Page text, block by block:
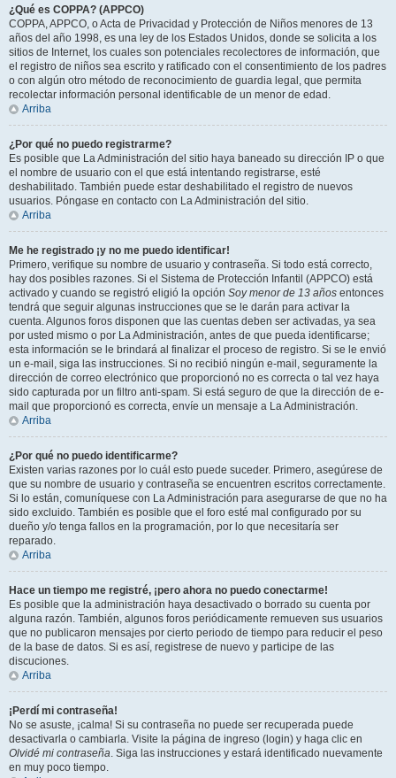
¿Qué es COPPA? (APPCO)
COPPA, APPCO, o Acta de Privacidad y Protección de Niños menores de 13
años del año 1998, es una ley de los Estados Unidos, donde se solicita a los
sitios de Internet, los cuales son potenciales recolectores de información, que
el registro de niños sea escrito y ratificado con el consentimiento de los padres
o con algún otro método de reconocimiento de guardia legal, que permita
recolectar información personal identificable de un menor de edad.
Arriba
¿Por qué no puedo registrarme?
Es posible que La Administración del sitio haya baneado su dirección IP o que
el nombre de usuario con el que está intentando registrarse, esté
deshabilitado. También puede estar deshabilitado el registro de nuevos
usuarios. Póngase en contacto con La Administración del sitio.
Arriba
Me he registrado ¡y no me puedo identificar!
Primero, verifique su nombre de usuario y contraseña. Si todo está correcto,
hay dos posibles razones. Si el Sistema de Protección Infantil (APPCO) está
activado y cuando se registró eligió la opción Soy menor de 13 años entonces
tendrá que seguir algunas instrucciones que se le darán para activar la
cuenta. Algunos foros disponen que las cuentas deben ser activadas, ya sea
por usted mismo o por La Administración, antes de que pueda identificarse;
esta información se le brindará al finalizar el proceso de registro. Si se le envió
un e-mail, siga las instrucciones. Si no recibió ningún e-mail, seguramente la
dirección de correo electrónico que proporcionó no es correcta o tal vez haya
sido capturada por un filtro anti-spam. Si está seguro de que la dirección de e-
mail que proporcionó es correcta, envíe un mensaje a La Administración.
Arriba
¿Por qué no puedo identificarme?
Existen varias razones por lo cuál esto puede suceder. Primero, asegúrese de
que su nombre de usuario y contraseña se encuentren escritos correctamente.
Si lo están, comuníquese con La Administración para asegurarse de que no ha
sido excluido. También es posible que el foro esté mal configurado por su
dueño y/o tenga fallos en la programación, por lo que necesitaría ser
reparado.
Arriba
Hace un tiempo me registré, ¡pero ahora no puedo conectarme!
Es posible que la administración haya desactivado o borrado su cuenta por
alguna razón. También, algunos foros periódicamente remueven sus usuarios
que no publicaron mensajes por cierto periodo de tiempo para reducir el peso
de la base de datos. Si es así, registrese de nuevo y participe de las
discuciones.
Arriba
¡Perdí mi contraseña!
No se asuste, ¡calma! Si su contraseña no puede ser recuperada puede
desactivarla o cambiarla. Visite la página de ingreso (login) y haga clic en
Olvidé mi contraseña. Siga las instrucciones y estará identificado nuevamente
en muy poco tiempo.